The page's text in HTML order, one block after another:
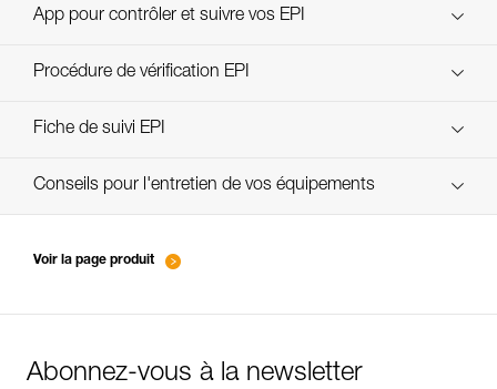
Technical Notice
App pour contrôler et suivre vos EPI
découvrez ePPEcentre
Procédure de vérification EPI
verif-EPI-poulies_bloqueurs-procedure_FR
Fiche de suivi EPI
verif-EPI-poulies_bloqueurs-suivi_FR
Conseils pour l'entretien de vos équipements
Voir la page produit
Abonnez-vous à la newsletter